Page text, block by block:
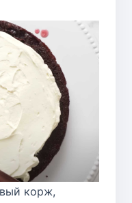
корж,